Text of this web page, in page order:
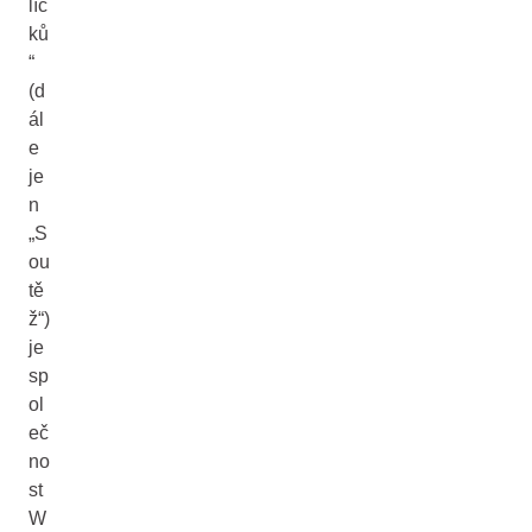
líč
ků
“
(d
ál
e
je
n
„S
ou
tě
ž“)
je
sp
ol
eč
no
st
W